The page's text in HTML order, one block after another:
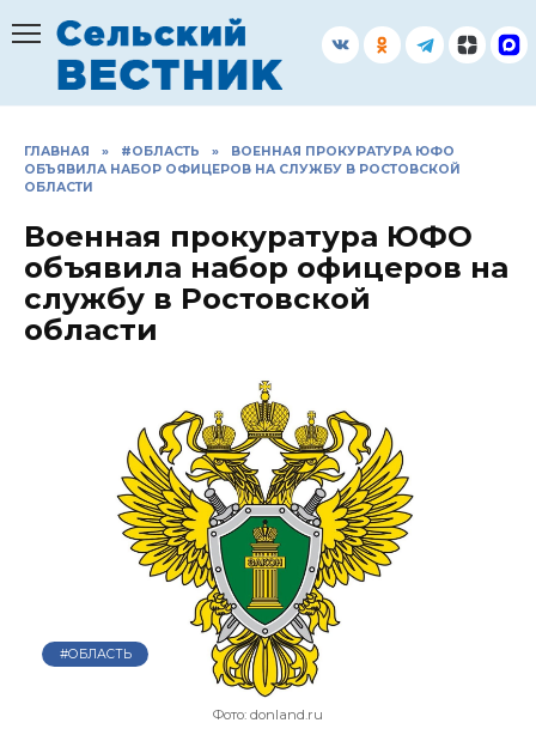
содержанию
ГЛАВНАЯ » #ОБЛАСТЬ »
ВОЕННАЯ ПРОКУРАТУРА ЮФО
ОБЪЯВИЛА НАБОР ОФИЦЕРОВ НА СЛУЖБУ В РОСТОВСКОЙ
ОБЛАСТИ
Военная прокуратура ЮФО
объявила набор офицеров на
службу в Ростовской
области
#ОБЛАСТЬ
Фото: donland.ru